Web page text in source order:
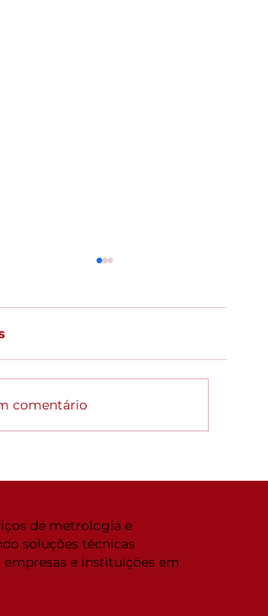
comentário
de metrologia e
soluções técnicas
empresas e instituições em